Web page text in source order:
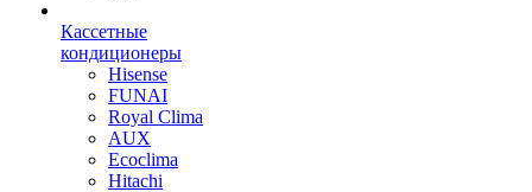
Кассетные
кондиционеры
Hisense
FUNAI
Royal Clima
AUX
Ecoclima
Hitachi